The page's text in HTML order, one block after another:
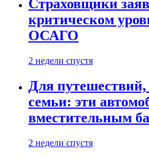
Страховщики
критическом
ОСАГО
2 недели спустя
Для
семьи: эти
вместительным
2 недели спустя